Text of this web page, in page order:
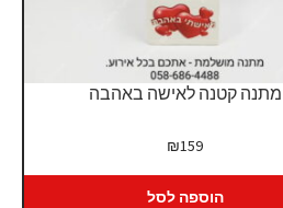
מתנה קטנה לאישה באהבה
₪159
הוספה לסל